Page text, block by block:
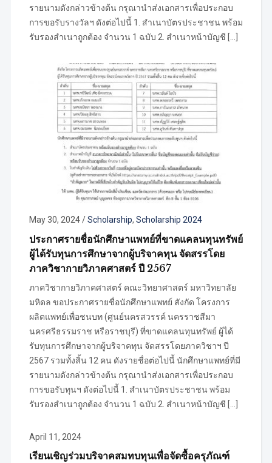
รายนามดังกล่าวข้างต้น กรุณานำส่งเอกสารเพื่อประกอบ
การขอรับรางวัลฯ ดังต่อไปนี้ 1. สำเนาบัตรประชาชน พร้อม
รับรองสำเนาถูกต้อง จำนวน 1 ฉบับ 2. สำเนาหน้าบัญชี […]
May 30, 2024/Scholarship, Scholarship 2024
ประกาศรายชื่อนักศึกษาแพทย์ที่ขาดแคลนทุนทรัพย์
ผู้ได้รับทุนการศึกษาจากผู้บริจาคทุน จัดสรรโดย
ภาควิชากายวิภาคศาสตร์ ปี 2567
ภาควิชากายวิภาคศาสตร์ คณะวิทยาศาสตร์ มหาวิทยาลัย
มหิดล ขอประกาศรายชื่อนักศึกษาแพทย์ สังกัด โครงการ
ผลิตแพทย์เพื่อชนบท (ศูนย์นครสวรรค์ นครราชสีมา
นครศรีธรรมราช หรือราชบุรี) ที่ขาดแคลนทุนทรัพย์ ผู้ได้
รับทุนการศึกษาจากผู้บริจาคทุน จัดสรรโดยภาควิชาฯ ปี
2567 รวมทั้งสิ้น 12 คน ดังรายชื่อต่อไปนี้ นักศึกษาแพทย์ที่มี
รายนามดังกล่าวข้างต้น กรุณานำส่งเอกสารเพื่อประกอบ
การขอรับทุนฯ ดังต่อไปนี้ 1. สำเนาบัตรประชาชน พร้อม
รับรองสำเนาถูกต้อง จำนวน 1 ฉบับ 2. สำเนาหน้าบัญชี […]
April 11, 2024
เรียนเชิญร่วมบริจาคสมทบทุนเพื่อจัดซื้อครุภัณฑ์